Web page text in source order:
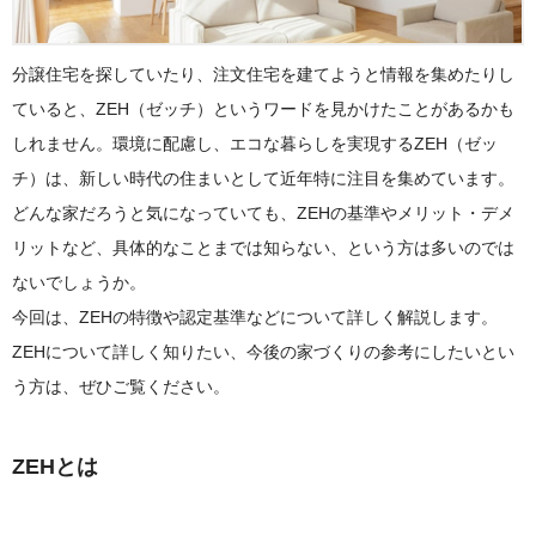
分譲住宅を探していたり、注文住宅を建てようと情報を集めたりし
ていると、ZEH（ゼッチ）というワードを見かけたことがあるかも
しれません。環境に配慮し、エコな暮らしを実現するZEH（ゼッ
チ）は、新しい時代の住まいとして近年特に注目を集めています。
どんな家だろうと気になっていても、ZEHの基準やメリット・デメ
リットなど、具体的なことまでは知らない、という方は多いのでは
ないでしょうか。
今回は、ZEHの特徴や認定基準などについて詳しく解説します。
ZEHについて詳しく知りたい、今後の家づくりの参考にしたいとい
う方は、ぜひご覧ください。
ZEHとは